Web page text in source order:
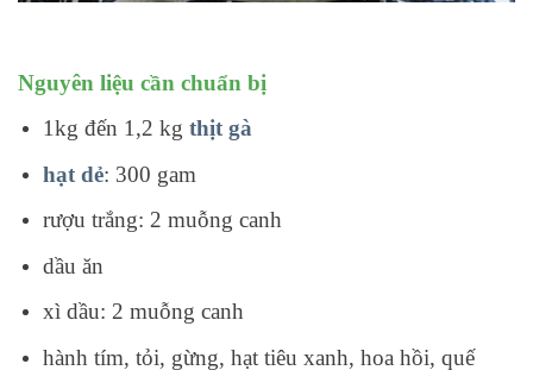
Nguyên liệu cần chuẩn bị
1kg đến 1,2 kg thịt gà
hạt dẻ: 300 gam
rượu trắng: 2 muỗng canh
dầu ăn
xì dầu: 2 muỗng canh
hành tím, tỏi, gừng, hạt tiêu xanh, hoa hồi, quế